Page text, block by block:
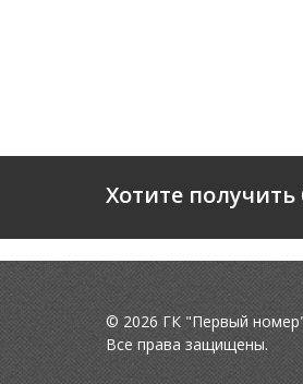
Хотите
© 2026 ГК "Первый
Все права защищены.